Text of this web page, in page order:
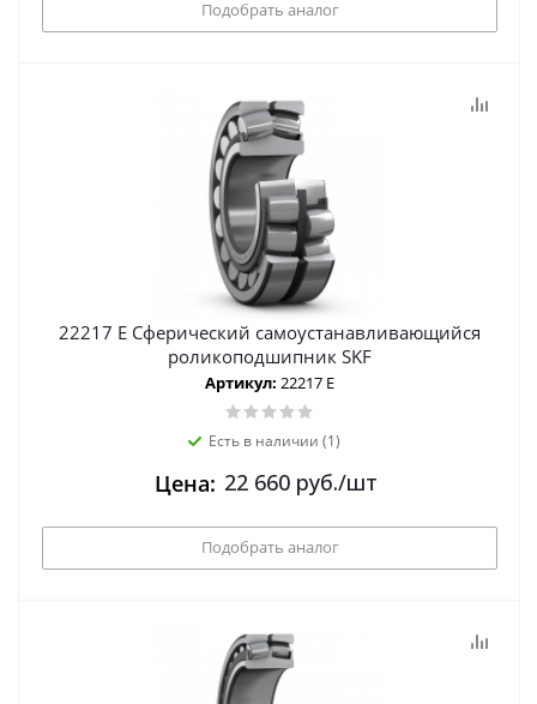
Подобрать аналог
22217 E Сферический самоустанавливающийся
роликоподшипник SKF
Артикул: 22217 E
Есть в наличии (1)
Цена: 22 660руб./шт
Подобрать аналог